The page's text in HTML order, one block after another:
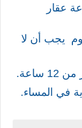
جرعة عقار
يجب أن لا
في المساء.